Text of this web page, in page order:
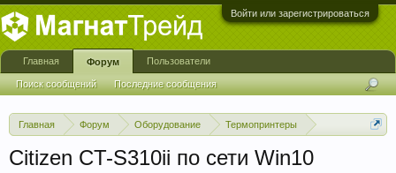
Войти или зарегистрироваться
Главная Форум Оборудование
Термопринтеры
Citizen CT-S310ii по сети Win10
Главная Форум
Поиск сообщений Последние сообщения
Пользователи